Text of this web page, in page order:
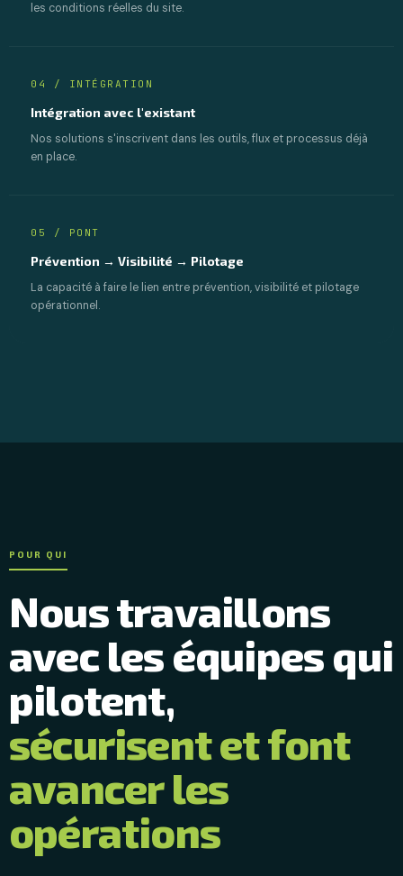
les conditions réelles du site.
04 / INTÉGRATION
Intégration avec l'existant
Nos solutions s'inscrivent dans les outils, flux et processus déjà
en place.
05 / PONT
Prévention → Visibilité → Pilotage
La capacité à faire le lien entre prévention, visibilité et pilotage
opérationnel.
POUR QUI
Nous travaillons
avec les équipes qui
pilotent,
sécurisent et font
avancer les
opérations